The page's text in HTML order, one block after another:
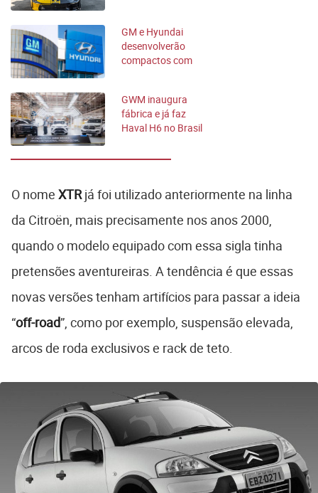
GM e Hyundai
desenvolverão
compactos com
GWM inaugura
fábrica e já faz
Haval H6 no Brasil
O nome XTR já foi utilizado anteriormente na linha
da Citroën, mais precisamente nos anos 2000,
quando o modelo equipado com essa sigla tinha
pretensões aventureiras. A tendência é que essas
novas versões tenham artifícios para passar a ideia
“off-road”, como por exemplo, suspensão elevada,
arcos de roda exclusivos e rack de teto.